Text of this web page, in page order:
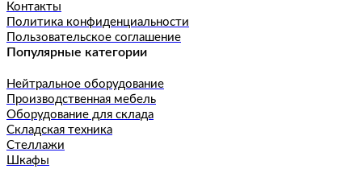
Контакты
Политика конфиденциальности
Пользовательское соглашение
Популярные категории
Нейтральное оборудование
Производственная мебель
Оборудование для склада
Складская техника
Стеллажи
Шкафы